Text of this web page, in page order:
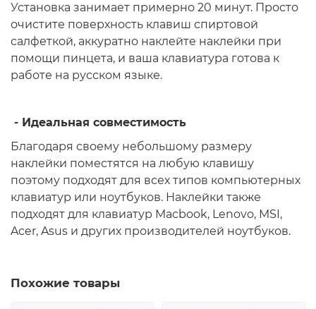
Установка занимает примерно 20 минут. Просто
очистите поверхность клавиш спиртовой
салфеткой, аккуратно наклейте наклейки при
помощи пинцета, и ваша клавиатура готова к
работе на русском языке.
- Идеальная совместимость
Благодаря своему небольшому размеру
наклейки поместятся на любую клавишу
поэтому подходят для всех типов компьютерных
клавиатур или ноутбуков. Наклейки также
подходят для клавиатур Macbook, Lenovo, MSI,
Acer, Asus и других производителей ноутбуков.
Похожие товары